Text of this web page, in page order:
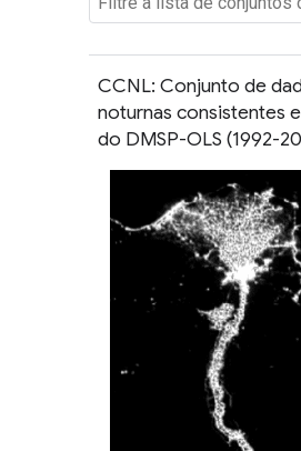
CCNL: Conjunto de
noturnas consistentes
do DMSP-OLS (1992-